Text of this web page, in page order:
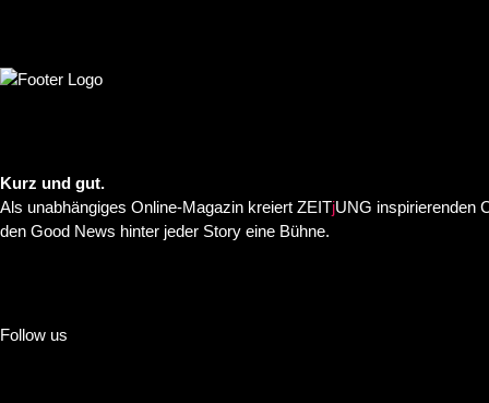
Kurz und gut.
Als unabhängiges Online-Magazin kreiert ZEITjUNG inspirierenden
den Good News hinter jeder Story eine Bühne.
Follow us